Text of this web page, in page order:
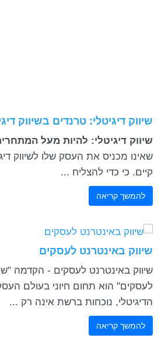
שיווק דיגיטלי: טרנדים בשיווק
שיווק דיגיטלי: להיות מעל
שאינו מכניס את העסק שלו לשיווק
קיים. כי כדי להצליח ...
להמשך קריאה
שיווק באינטרנט לעסקים
שיווק באינטרנט לעסקים - הקדמה
לעסקים" הוא תחום חיוני בעולם
הדיגיטלי, נוכחות ברשת אינה רק ...
להמשך קריאה